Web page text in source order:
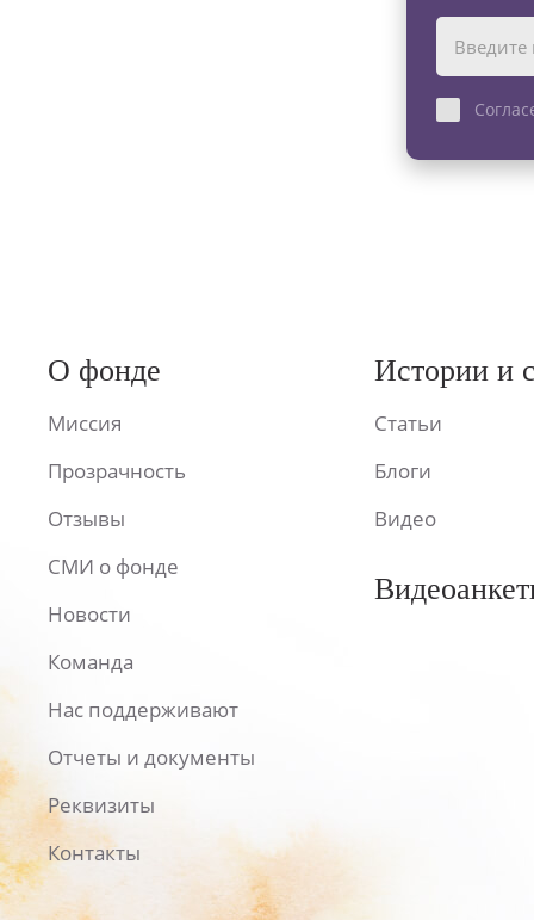
О фонде
Миссия
Прозрачность
Отзывы
СМИ о фонде
Новости
Команда
Нас поддерживают
Отчеты и документы
Реквизиты
Контакты
Истории и
Статьи
Блоги
Видео